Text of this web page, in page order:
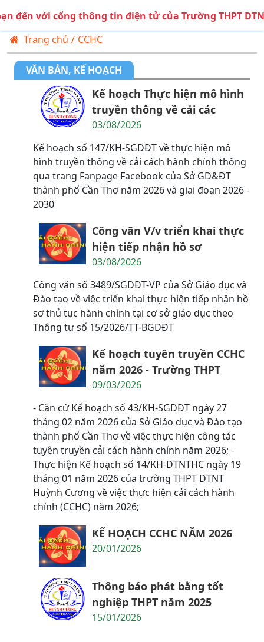
thông tin điện tử của Trường THPT DTNT Huỳnh
Trang chủ / CCHC
VĂN BẢN, KẾ HOẠCH
Kế hoạch Thực hiện mô hình
truyền thông về cải các
03/08/2026
Kế hoạch số 147/KH-SGDĐT về thực hiện mô
hình truyền thông về cải cách hành chính thông
qua trang Fanpage Facebook của Sở GD&ĐT
thành phố Cần Thơ năm 2026 và giai đoạn 2026 -
2030
Công văn V/v triển khai thực
hiện tiếp nhận hồ sơ
03/08/2026
Công văn số 3489/SGDĐT-VP của Sở Giáo dục và
Đào tạo về việc triển khai thực hiện tiếp nhận hồ
sơ thủ tục hành chính tại cơ sở giáo dục theo
Thông tư số 15/2026/TT-BGDĐT
Kế hoạch tuyên truyền CCHC
năm 2026 - Trường THPT
09/03/2026
- Căn cứ Kế hoạch số 43/KH-SGDĐT ngày 27
tháng 02 năm 2026 của Sở Giáo dục và Đào tạo
thành phố Cần Thơ về việc thực hiện công tác
tuyên truyền cải cách hành chính năm 2026; -
Thực hiện Kế hoạch số 14/KH-DTNTHC ngày 19
tháng 01 năm 2026 của trường THPT DTNT
Huỳnh Cương về việc thực hiện cải cách hành
chính (CCHC) năm 2026;
KẾ HOẠCH CCHC NĂM 2026
20/01/2026
Thông báo phát bằng tốt
nghiệp THPT năm 2025
15/01/2026